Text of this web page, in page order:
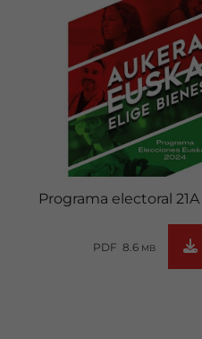
Programa electoral 21A
PDF 8.6 MB